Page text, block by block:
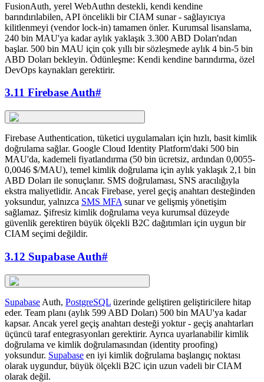
FusionAuth, yerel WebAuthn destekli, kendi kendine
barındırılabilen, API öncelikli bir CIAM sunar - sağlayıcıya
kilitlenmeyi (vendor lock-in) tamamen önler. Kurumsal lisanslama,
240 bin MAU'ya kadar aylık yaklaşık 3.300 ABD Doları'ndan
başlar. 500 bin MAU için çok yıllı bir sözleşmede aylık 4 bin-5 bin
ABD Doları bekleyin. Ödünleşme: Kendi kendine barındırma, özel
DevOps kaynakları gerektirir.
3.11 Firebase Auth#
Firebase Authentication, tüketici uygulamaları için hızlı, basit kimlik
doğrulama sağlar. Google Cloud Identity Platform'daki 500 bin
MAU'da, kademeli fiyatlandırma (50 bin ücretsiz, ardından 0,0055-
0,0046 $/MAU), temel kimlik doğrulama için aylık yaklaşık 2,1 bin
ABD Doları ile sonuçlanır. SMS doğrulaması, SNS aracılığıyla
ekstra maliyetlidir. Ancak Firebase, yerel geçiş anahtarı desteğinden
yoksundur, yalnızca SMS MFA sunar ve gelişmiş yönetişim
sağlamaz. Şifresiz kimlik doğrulama veya kurumsal düzeyde
güvenlik gerektiren büyük ölçekli B2C dağıtımları için uygun bir
CIAM seçimi değildir.
3.12 Supabase Auth#
Supabase Auth, PostgreSQL üzerinde geliştiren geliştiricilere hitap
eder. Team planı (aylık 599 ABD Doları) 500 bin MAU'ya kadar
kapsar. Ancak yerel geçiş anahtarı desteği yoktur - geçiş anahtarları
üçüncü taraf entegrasyonları gerektirir. Ayrıca uyarlanabilir kimlik
doğrulama ve kimlik doğrulamasından (identity proofing)
yoksundur. Supabase en iyi kimlik doğrulama başlangıç noktası
olarak uygundur, büyük ölçekli B2C için uzun vadeli bir CIAM
olarak değil.